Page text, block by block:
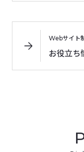
Webサイト
お役立ち